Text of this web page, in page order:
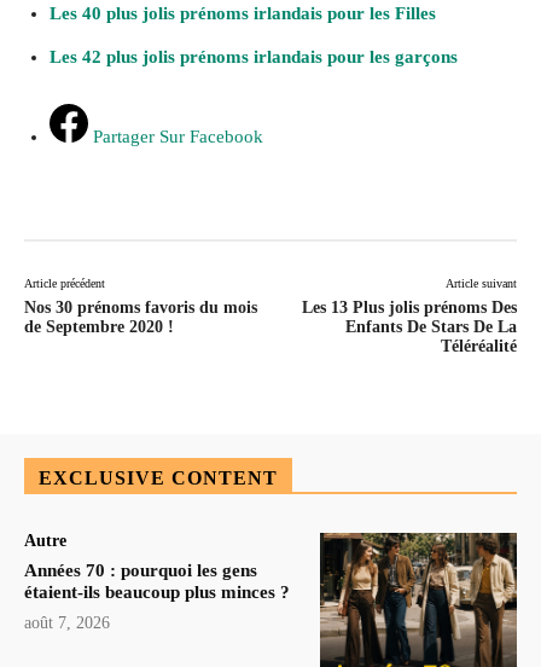
Les 40 plus jolis prénoms irlandais pour les Filles
Les 42 plus jolis prénoms irlandais pour les garçons
Partager Sur Facebook
Article précédent
Nos 30 prénoms favoris du mois
de Septembre 2020 !
Article suivant
Les 13 Plus jolis prénoms Des
Enfants De Stars De La
Téléréalité
EXCLUSIVE CONTENT
Autre
Années 70 : pourquoi les gens
étaient-ils beaucoup plus minces ?
août 7, 2026